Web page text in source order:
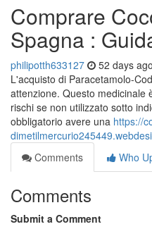
Comprare
Spagna :
philipotth633127 52 days ago
L'acquisto di Paracetamolo-
attenzione. Questo medicinale
rischi se non utilizzato sotto
obbligatorio avere una https://
Comments
Who
Comments
Submit a Comment